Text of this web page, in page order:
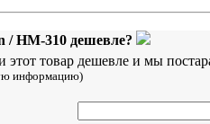
/ HM-310 дешевле?
товар дешевле и мы
информацию)